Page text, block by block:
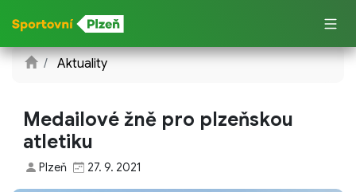
Aktuality
Medailové žně pro plzeňskou
atletiku
Plzeň 27. 9. 2021